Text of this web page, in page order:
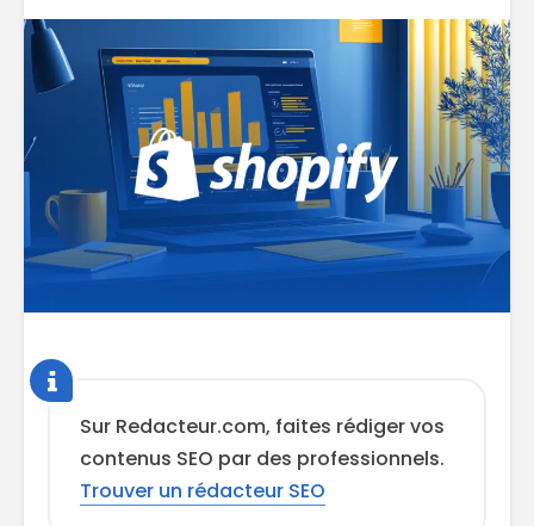
Sur Redacteur.com, faites rédiger vos
contenus SEO par des professionnels.
Trouver un rédacteur SEO